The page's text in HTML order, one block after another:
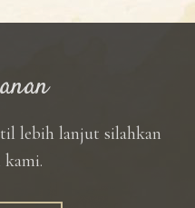
lebih lanjut silahkan